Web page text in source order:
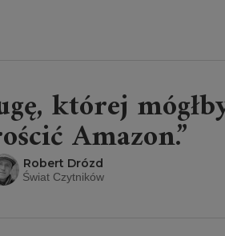
której
Amazon.”
Robert Drózd
Świat Czytników